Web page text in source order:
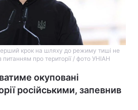
крок на шляху до режиму тиші не
про території / фото УНІАН
окуповані
російськими, запевнив